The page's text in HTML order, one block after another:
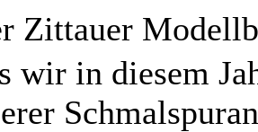
Zittauer
wir in diesem